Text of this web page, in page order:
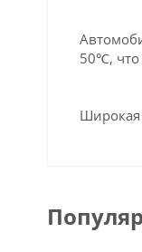
50℃, что
Широкая